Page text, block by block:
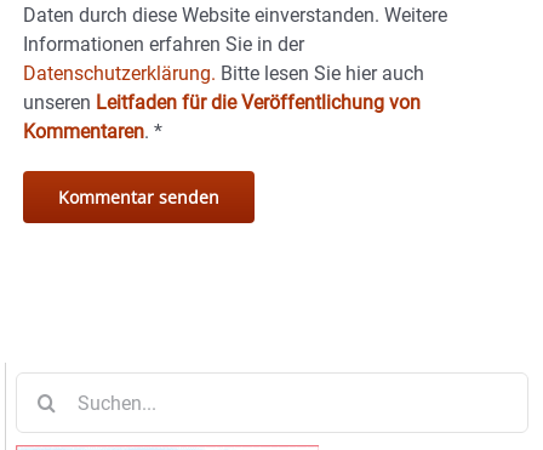
Daten durch diese Website einverstanden. Weitere
Informationen erfahren Sie in der
Datenschutzerklärung. Bitte lesen Sie hier auch
unseren Leitfaden für die Veröffentlichung von
Kommentaren. *
nach: